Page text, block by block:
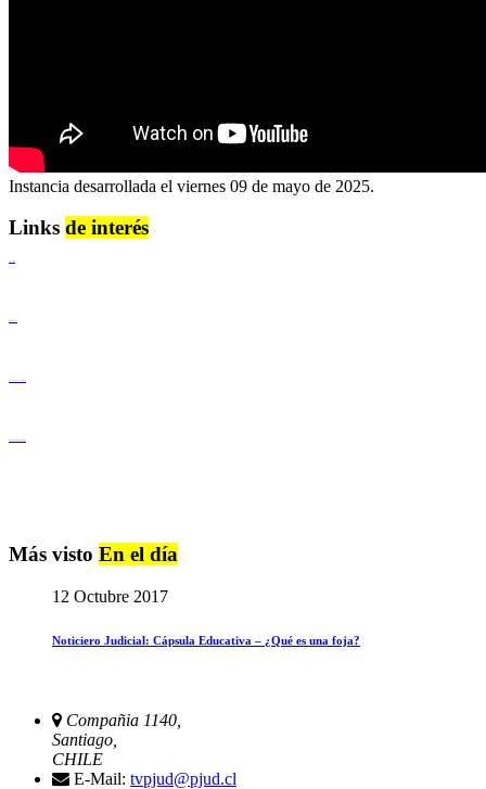
Instancia desarrollada el viernes 09 de mayo de 2025.
Links de interés
Más visto En el día
12 Octubre 2017
Noticiero Judicial: Cápsula Educativa – ¿Qué es una foja?
Compañia 1140,
Santiago,
CHILE
E-Mail: tvpjud@pjud.cl